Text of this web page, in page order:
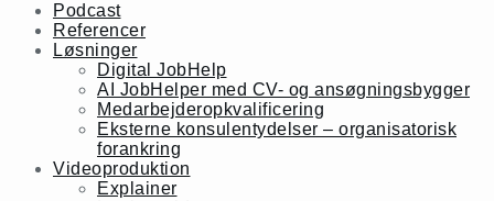
Podcast
Referencer
Løsninger
Digital JobHelp
AI JobHelper med CV- og ansøgningsbygger
Medarbejderopkvalificering
Eksterne konsulentydelser – organisatorisk
forankring
Videoproduktion
Explainer